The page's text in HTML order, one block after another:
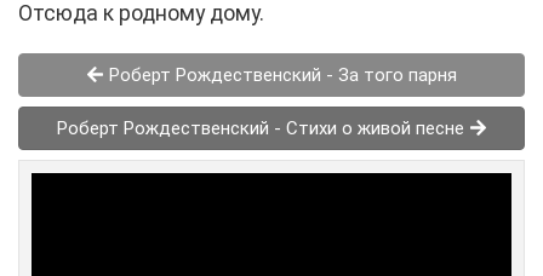
Отсюда к родному дому.
Роберт Рождественский - За того парня
Роберт Рождественский - Стихи о живой песне